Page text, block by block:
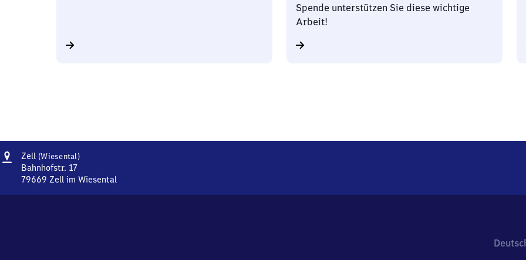
Spende unterstützen Sie diese wichtige
Arbeit!
Adresse
Zell (Wiesental)Zell
Bahnhofstr. 17
79669 Zell im Wiesental